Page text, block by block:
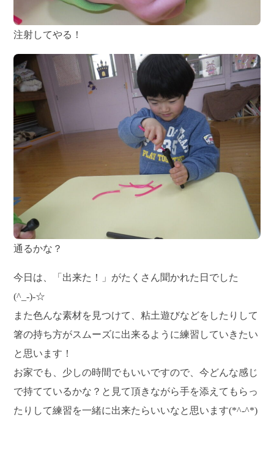
注射してやる！
通るかな？
今日は、「出来た！」がたくさん聞かれた日でした
(^_-)-☆
また色んな素材を見つけて、粘土遊びなどをしたりして
箸の持ち方がスムーズに出来るように練習していきたい
と思います！
お家でも、少しの時間でもいいですので、今どんな感じ
で持てているかな？と見て頂きながら手を添えてもらっ
たりして練習を一緒に出来たらいいなと思います(*^-^*)